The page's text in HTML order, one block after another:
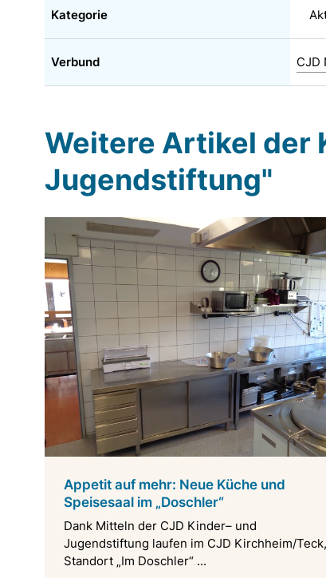
Kategorie
Verbund CJD
Weitere Artikel der
Jugendstiftung"
Appetit auf mehr: Neue Küche und
Speisesaal im „Doschler“
Dank Mitteln der CJD Kinder– und
Jugendstiftung laufen im CJD Kirchheim/Teck,
Standort „Im Doschler“ ...